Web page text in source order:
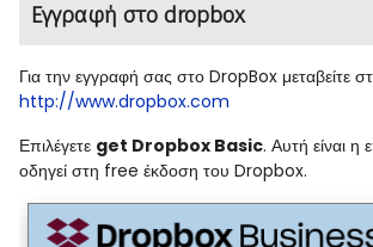
Εγγραφή στο dropbox
Για την εγγραφή σας στο DropBox μεταβείτε
http://www.dropbox.com
Επιλέγετε get Dropbox Basic. Αυτή είναι η
οδηγεί στη free έκδοση του Dropbox.